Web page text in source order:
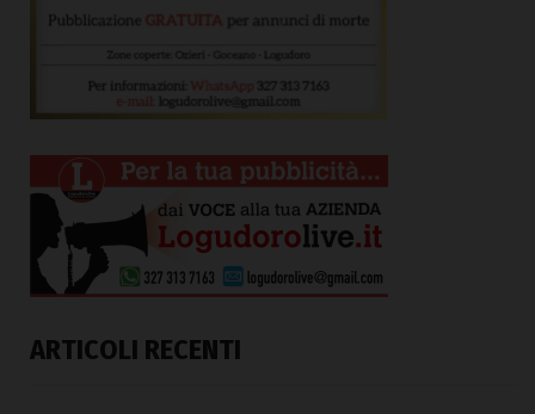
ARTICOLI RECENTI